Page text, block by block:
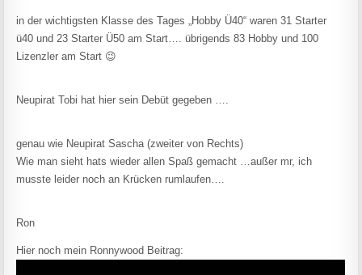
in der wichtigsten Klasse des Tages „Hobby Ü40“ waren 31 Starter
ü40 und 23 Starter Ü50 am Start…. übrigends 83 Hobby und 100
Lizenzler am Start 😉
Neupirat Tobi hat hier sein Debüt gegeben ….
genau wie Neupirat Sascha (zweiter von Rechts)
Wie man sieht hats wieder allen Spaß gemacht …außer mr, ich
musste leider noch an Krücken rumlaufen….
Ron
Hier noch mein Ronnywood Beitrag: